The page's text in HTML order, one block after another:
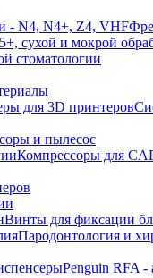
- N4, N4+, Z4, VHF
сухой и мокрой
стоматологии
для 3D принтеров
и пылесос
Компрессоры для
Винты для фиксации
Пародонтология и
Penguin RFA -